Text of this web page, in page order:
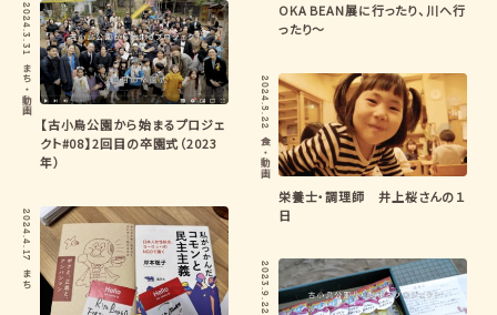
OKA BEAN展に行ったり、川へ行
ったり〜
2024.3.31
まち
・
動画
【古小烏公園から始まるプロジェ
クト#08】2回目の卒園式（2023
年）
2024.5.22
食
・
動画
栄養士・調理師 井上桜さんの１
日
2024.4.17
まち 2023.9.22